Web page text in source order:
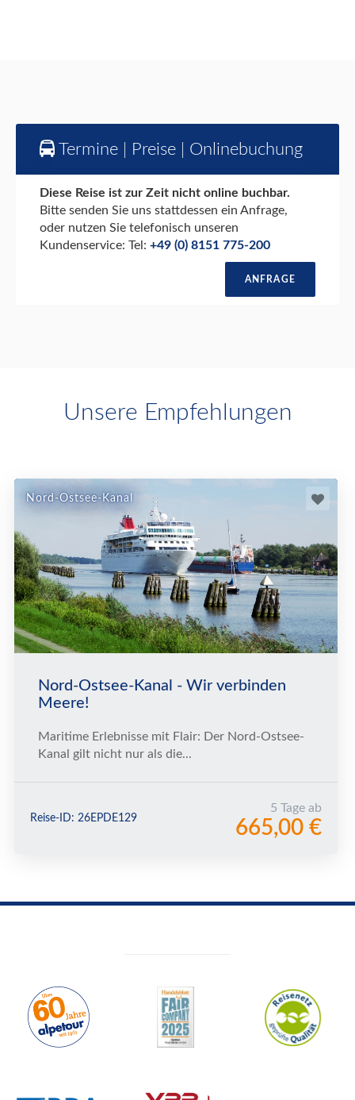
Termine | Preise | Onlinebuchung
Diese Reise ist zur Zeit nicht online buchbar.
Bitte senden Sie uns stattdessen ein Anfrage,
oder nutzen Sie telefonisch unseren
Kundenservice: Tel: +49 (0) 8151 775-200
ANFRAGE
Unsere Empfehlungen
Nord-Ostsee-Kanal
Nord-Ostsee-Kanal - Wir verbinden
Meere!
Maritime Erlebnisse mit Flair: Der Nord-Ostsee-
Kanal gilt nicht nur als die...
Reise-ID: 26EPDE129
5 Tage ab
665,00 €